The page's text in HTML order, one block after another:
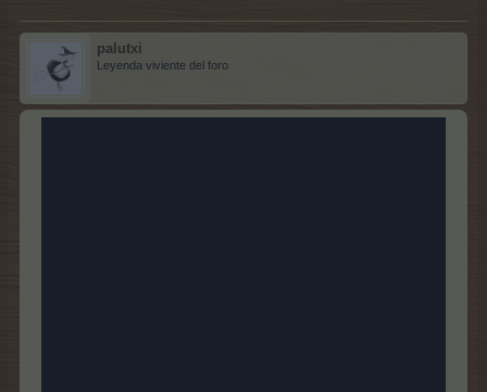
palutxi
Leyenda viviente del foro